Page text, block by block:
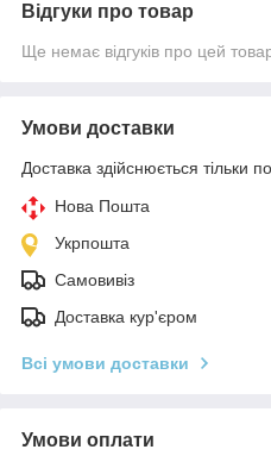
Відгуки про товар
Ще немає відгуків про цей
Умови доставки
Доставка здійснюється тільки
Нова Пошта
Укрпошта
Самовивіз
Доставка кур'єром
Всі умови доставки
Умови оплати